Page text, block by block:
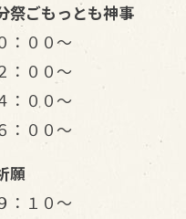
祭ごもっとも神事
：００～
：００～
：００～
：００～
願
：１０～